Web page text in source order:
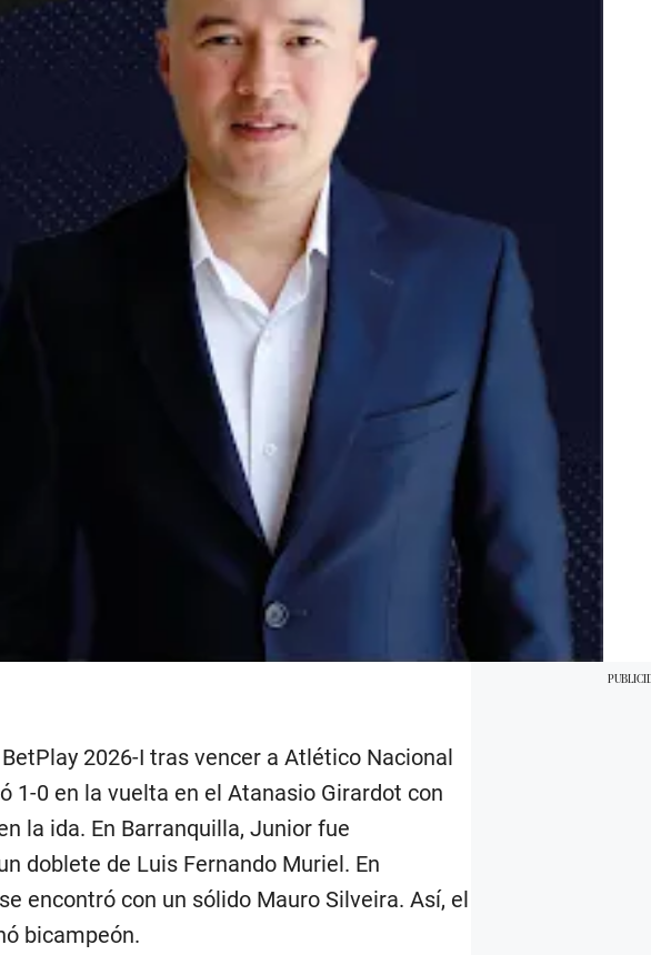
2026-I tras vencer a Atlético Nacional
1-0 en la vuelta en el Atanasio Girardot con
la ida. En Barranquilla, Junior fue
doblete de Luis Fernando Muriel. En
encontró con un sólido Mauro Silveira. Así, el
bicampeón.